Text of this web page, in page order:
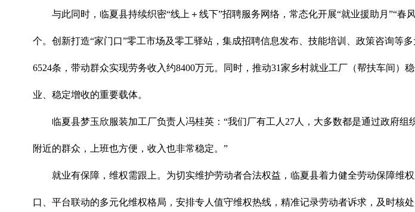
与此同时，临夏县持续织密“线上＋线下”招聘服务网络，常态化开展“就业援助月”“
个。创新打造“家门口”零工市场及零工驿站，集成招聘信息发布、技能培训、政策咨询等
6524条，带动群众实现劳务收入约8400万元。同时，推动31家乡村就业工厂（帮扶车间
业、稳定增收的重要载体。
临夏县梦玉欣服装加工厂负责人冯桂英：“我们厂有工人27人，大多数都是通过政府
附近的群众，上班也方便，收入也非常稳定。”
就业有保障，维权需跟上。为切实维护劳动者合法权益，临夏县着力健全劳动保障
口、平台联动的多元化维权格局，安排专人值守维权热线，精准记录劳动者诉求，及时